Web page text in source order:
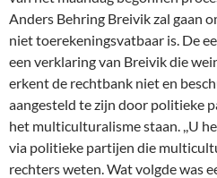
Anders Behring Breivik zal gaan
niet toerekeningsvatbaar is. De
een verklaring van Breivik die
erkent de rechtbank niet en
aangesteld te zijn door politieke
het multiculturalisme staan. ,,U
via politieke partijen die
rechters weten. Wat volgde was